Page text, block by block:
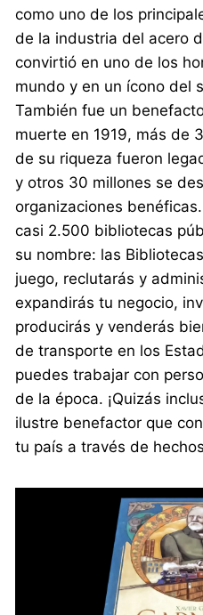
como uno de los
de la industria del acero
convirtió en uno de los
mundo y en un ícono del
También fue un
muerte en 1919, más de
de su riqueza fueron
y otros 30 millones se
organizaciones
casi 2.500 bibliotecas
su nombre: las
juego, reclutarás y
expandirás tu negocio,
producirás y venderás
de transporte en los
puedes trabajar con
de la época. ¡Quizás
ilustre benefactor que
tu país a través de